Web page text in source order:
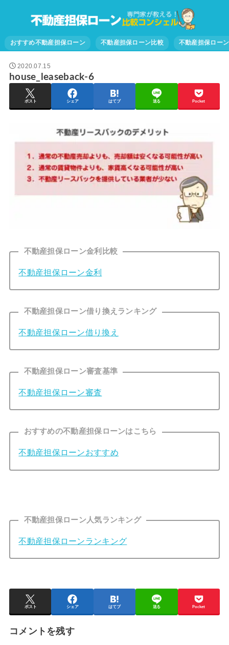
おすすめ不動産担保ローン 不動産担保ローン比較 不動産担保ロー
2020.07.15
house_leaseback-6
ポスト シェア はてブ 送る Pocket
不動産担保ローン金利比較
不動産担保ローン金利
不動産担保ローン借り換えランキング
不動産担保ローン借り換え
不動産担保ローン審査基準
不動産担保ローン審査
おすすめの不動産担保ローンはこちら
不動産担保ローンおすすめ
不動産担保ローン人気ランキング
不動産担保ローンランキング
ポスト シェア はてブ 送る Pocket
コメントを残す